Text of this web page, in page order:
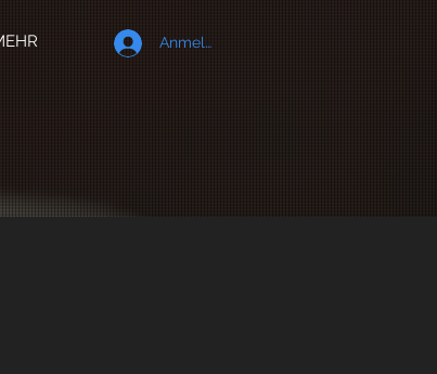
Anmelden